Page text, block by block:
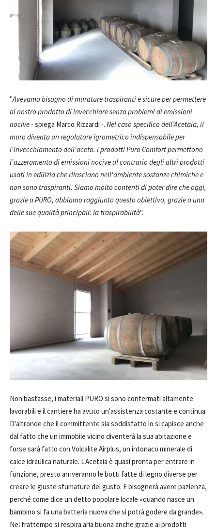
"Avevamo bisogno di murature traspiranti e sicure per permettere
al nostro prodotto di invecchiare senza problemi di emissioni
nocive - spiega Marco Rizzardi -. Nel caso specifico dell’Acetaia, il
muro diventa un regolatore igrometrico indispensabile per
l'invecchiamento dell'aceto. I prodotti Puro Comfort permettono
l'azzeramento di emissioni nocive al contrario degli altri prodotti
usati in edilizia che rilasciano nell'ambiente sostanze chimiche e
non sono traspiranti. Siamo molto contenti di poter dire che oggi,
grazie a PURO, abbiamo raggiunto questo obiettivo, grazie a una
delle sue qualità principali: la traspirabilità".
Non bastasse, i materiali PURO si sono confermati altamente
lavorabili e il cantiere ha avuto un'assistenza costante e continua.
D'altronde che il committente sia soddisfatto lo si capisce anche
dal fatto che un immobile vicino diventerà la sua abitazione e
forse sarà fatto con Volcalite Airplus, un intonaco minerale di
calce idraulica naturale. L'Acetaia è quasi pronta per entrare in
funzione, presto arriveranno le botti fatte di legno diverse per
creare le giuste sfumature del gusto. E bisognerà avere pazienza,
perché come dice un detto popolare locale «quando nasce un
bambino si fa una batteria nuova che si potrà godere da grande».
Nel frattempo si respira aria buona anche grazie ai prodotti